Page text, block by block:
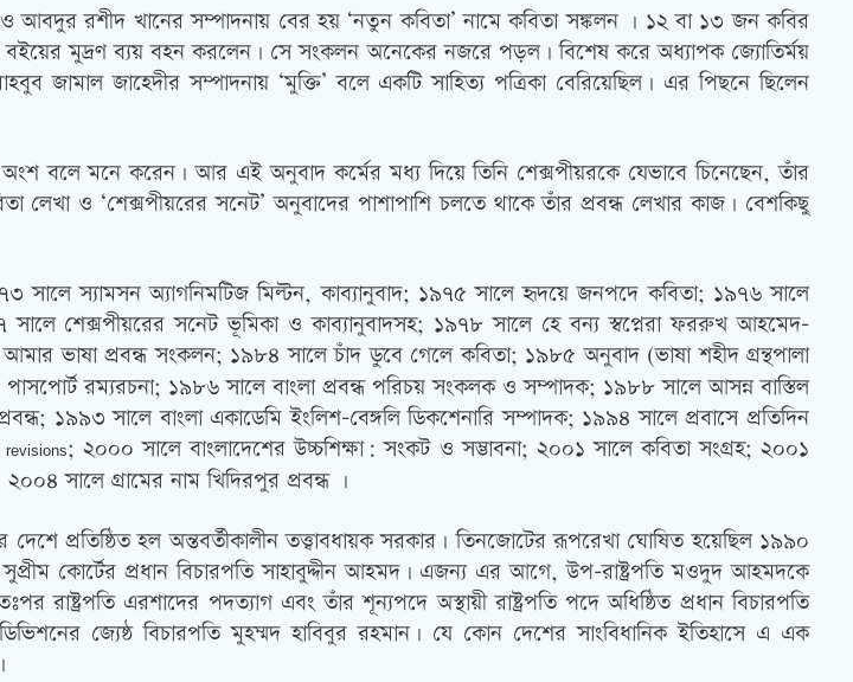
আবদুর রশীদ খানের সম্পাদনায় বের হয় ‘নতুন কবিতা’ নামে কবিতা সঙ্কলন । ১২ বা ১৩ জন কবির
বইয়ের মুদ্রণ ব্যয় বহন করলেন। সে সংকলন অনেকের নজরে পড়ল। বিশেষ করে অধ্যাপক জ্যোতির্ময়
জাহেদীর সম্পাদনায় ‘মুক্তি’ বলে একটি সাহিত্য পত্রিকা বেরিয়েছিল। এর পিছনে ছিলেন
বলে মনে করেন। আর এই অনুবাদ কর্মের মধ্য দিয়ে তিনি শেক্সপীয়রকে যেভাবে চিনেছেন, তাঁর
ও ‘শেক্সপীয়রের সনেট’ অনুবাদের পাশাপাশি চলতে থাকে তাঁর প্রবন্ধ লেখার কাজ। বেশকিছু
সালে স্যামসন অ্যাগনিমটিজ মিল্টন, কাব্যানুবাদ; ১৯৭৫ সালে হৃদয়ে জনপদে কবিতা; ১৯৭৬ সালে
শেক্সপীয়রের সনেট ভূমিকা ও কাব্যানুবাদসহ; ১৯৭৮ সালে হে বন্য স্বপ্নেরা ফররুখ আহমেদ-
ভাষা প্রবন্ধ সংকলন; ১৯৮৪ সালে চাঁদ ডুবে গেলে কবিতা; ১৯৮৫ অনুবাদ (ভাষা শহীদ গ্রন্থপালা
রম্যরচনা; ১৯৮৬ সালে বাংলা প্রবন্ধ পরিচয় সংকলক ও সম্পাদক; ১৯৮৮ সালে আসন্ন বাস্তিল
১৯৯৩ সালে বাংলা একাডেমি ইংলিশ-বেঙ্গলি ডিকশেনারি সম্পাদক; ১৯৯৪ সালে প্রবাসে প্রতিদিন
revisions; ২০০০ সালে বাংলাদেশের উচ্চশিক্ষা: সংকট ও সম্ভাবনা; ২০০১ সালে কবিতা সংগ্রহ; ২০০১
সালে গ্রামের নাম খিদিরপুর প্রবন্ধ ।
হল অন্তবর্তীকালীন তত্ত্বাবধায়ক সরকার। তিনজোটের রূপরেখা ঘোষিত হয়েছিল ১৯৯০
কোর্টের প্রধান বিচারপতি সাহাবুদ্দীন আহমদ। এজন্য এর আগে, উপ-রাষ্ট্রপতি মওদুদ আহমদকে
এরশাদের পদত্যাগ এবং তাঁর শূন্যপদে অস্থায়ী রাষ্ট্রপতি পদে অধিষ্ঠিত প্রধান বিচারপতি
জ্যেষ্ঠ বিচারপতি মুহম্মদ হাবিবুর রহমান। যে কোন দেশের সাংবিধানিক ইতিহাসে এ এক